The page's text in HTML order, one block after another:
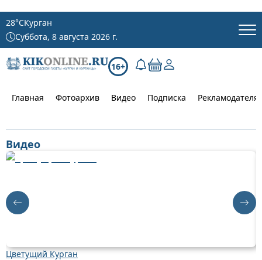
28°CКурган
Суббота, 8 августа 2026 г.
16+
Главная Фотоархив Видео Подписка
Видео
Цветущий Курган